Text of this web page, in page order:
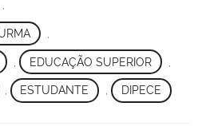
,
EDUCAÇÃO SUPERIOR
, ESTUDANTE , DIPECE